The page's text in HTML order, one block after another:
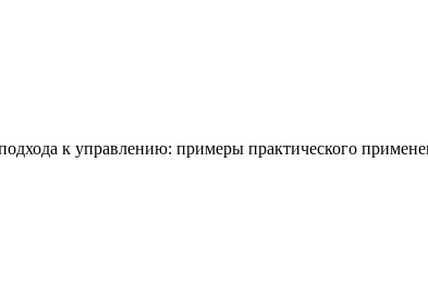
к управлению: примеры практического